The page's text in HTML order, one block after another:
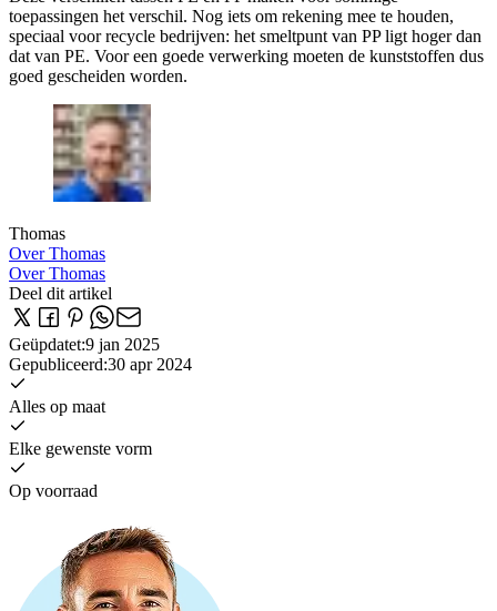
toepassingen het verschil. Nog iets om rekening mee te houden,
speciaal voor recycle bedrijven: het smeltpunt van PP ligt hoger dan
dat van PE. Voor een goede verwerking moeten de kunststoffen dus
goed gescheiden worden.
Thomas
Over Thomas
Over Thomas
Deel dit artikel
Geüpdatet:9 jan 2025
Gepubliceerd:30 apr 2024
Alles op maat
Elke gewenste vorm
Op voorraad